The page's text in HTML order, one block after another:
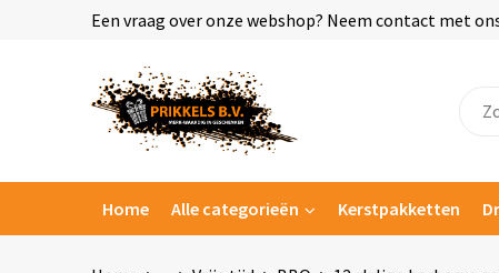
Een vraag over onze webshop? Neem contact met
Home Alle categorieën Kerstpakketten